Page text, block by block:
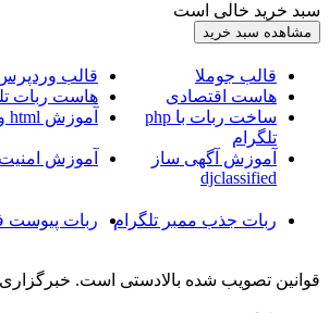
سبد خرید خالی است
قالب جوملا قالب
هاست اقتصادی
هاست ربات
ساخت ربات با php
تلگرام
آموزش html و css
آموزش آگهی ساز
djclassified
آموزش
ربات جذب ممبر تلگرام
ربات پیوست
قوانین تصویب شده بالادستی است.